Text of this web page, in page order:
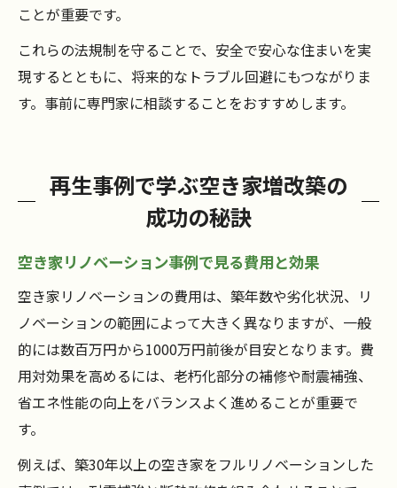
ことが重要です。
これらの法規制を守ることで、安全で安心な住まいを実
現するとともに、将来的なトラブル回避にもつながりま
す。事前に専門家に相談することをおすすめします。
再生事例で学ぶ空き家増改築の
成功の秘訣
空き家リノベーション事例で見る費用と効果
空き家リノベーションの費用は、築年数や劣化状況、リ
ノベーションの範囲によって大きく異なりますが、一般
的には数百万円から1000万円前後が目安となります。費
用対効果を高めるには、老朽化部分の補修や耐震補強、
省エネ性能の向上をバランスよく進めることが重要で
す。
例えば、築30年以上の空き家をフルリノベーションした